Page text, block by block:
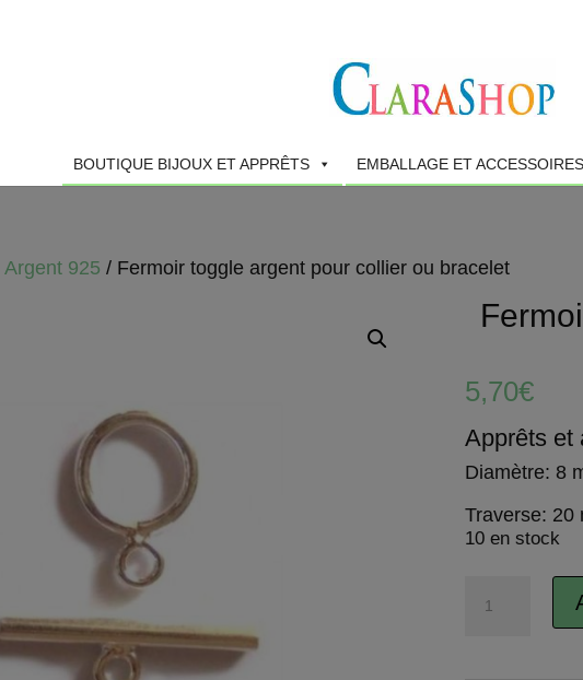
BOUTIQUE BIJOUX ET APPRÊTS EMBALLAGE ET ACCESSOIRES
925 / Fermoir toggle argent pour collier ou bracelet
5,70€
Apprêts et
Diamètre: 8
Traverse: 20
10 en stock